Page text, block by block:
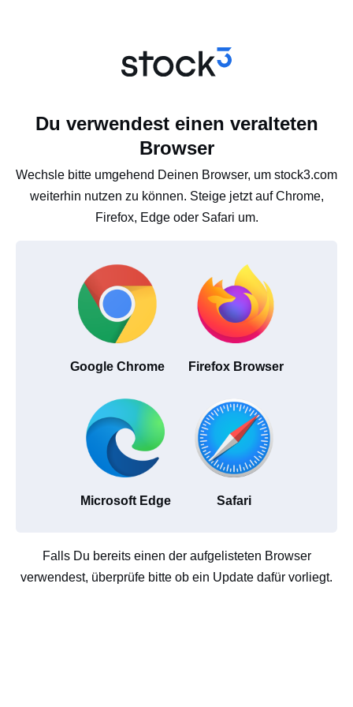
Du verwendest einen veralteten
Browser
Wechsle bitte umgehend Deinen Browser, um stock3.com
weiterhin nutzen zu können. Steige jetzt auf Chrome,
Firefox, Edge oder Safari um.
Google Chrome Firefox Browser
Microsoft Edge Safari
Falls Du bereits einen der aufgelisteten Browser
verwendest, überprüfe bitte ob ein Update dafür vorliegt.